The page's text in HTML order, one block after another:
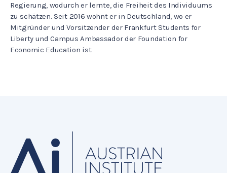
Regierung, wodurch er lernte, die Freiheit des Individuums
zu schätzen. Seit 2016 wohnt er in Deutschland, wo er
Mitgründer und Vorsitzender der Frankfurt Students for
Liberty und Campus Ambassador der Foundation for
Economic Education ist.